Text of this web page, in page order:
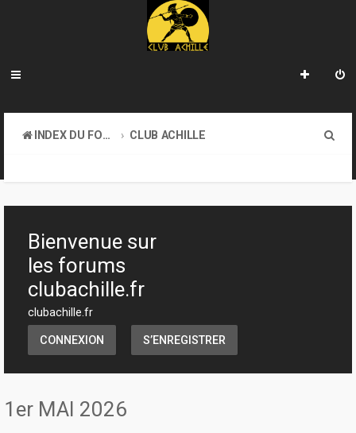
INDEX DU FORUM
CLUB ACHILLE
h
Bienvenue sur
les forums
clubachille.fr
clubachille.fr
CONNEXION S’ENREGISTRER
1er MAI 2026